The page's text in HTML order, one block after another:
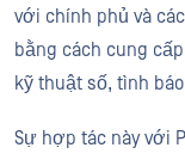
với chính phủ và
bằng cách cung
kỹ thuật số, tình
Sự hợp tác này với